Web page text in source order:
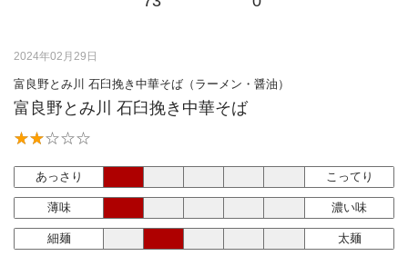
2024年02月29日
富良野とみ川 石臼挽き中華そば（ラーメン・醤油）
富良野とみ川 石臼挽き中華そば
あっさり こってり
薄味 濃い味
細麺 太麺